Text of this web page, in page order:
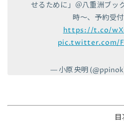
せるために」＠八重洲ブッ
時～、予約受
https://t.co/
pic.twitter.com/
— 小原 央明